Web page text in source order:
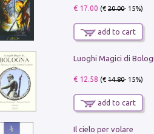
€ 17.00 (€20.00- 15%)
add to cart
€ 12.58 (€14.80- 15%)
add to cart
Il cielo per volare